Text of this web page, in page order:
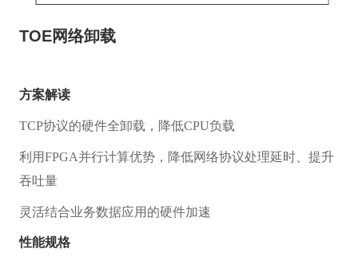
TOE网络卸载
方案解读
TCP协议的硬件全卸载，降低CPU负载
利用FPGA并行计算优势，降低网络协议处理延时、提升
吞吐量
灵活结合业务数据应用的硬件加速
性能规格